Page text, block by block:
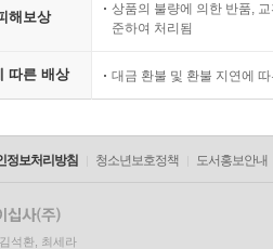
해보상
상품의 불량에 의한 반품,
준하여 처리됨
따른 배상 대금 환불 및 환불 지연에
정보처리방침 청소년보호정책 도서홍보안내
석환, 최세라